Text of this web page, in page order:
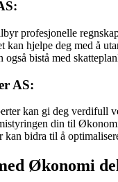
profesjonelle
kan hjelpe deg med å
bistå med
AS:
kan gi deg verdifull
din til
kan bidra til å
Økonomi